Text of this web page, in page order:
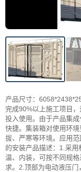
产品尺寸：
完成90%以上施工项目
投入使用。由于产品集
快捷。集装箱对使用环
拔、严寒等环境。应用
的安装产品描述：1.采
温、内装，可按不同规
求。2.顶部为电动液压